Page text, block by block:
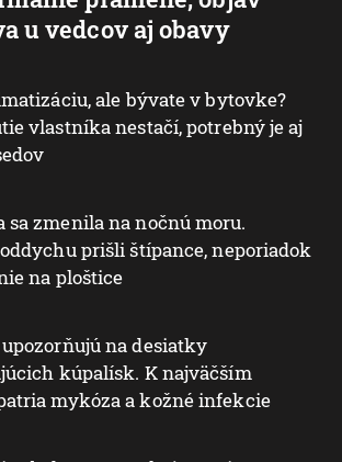
u vedcov aj obavy
ale bývate v bytovke?
vlastníka nestačí, potrebný je aj
sa zmenila na nočnú moru.
prišli štípance, neporiadok
na ploštice
na desiatky
kúpalísk. K najväčším
mykóza a kožné infekcie